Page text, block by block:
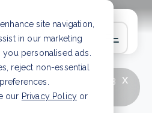
site navigation,
in our marketing
personalised ads.
reject non-essential
our Privacy Policy or
x
How to improve Scope 3
Read Article